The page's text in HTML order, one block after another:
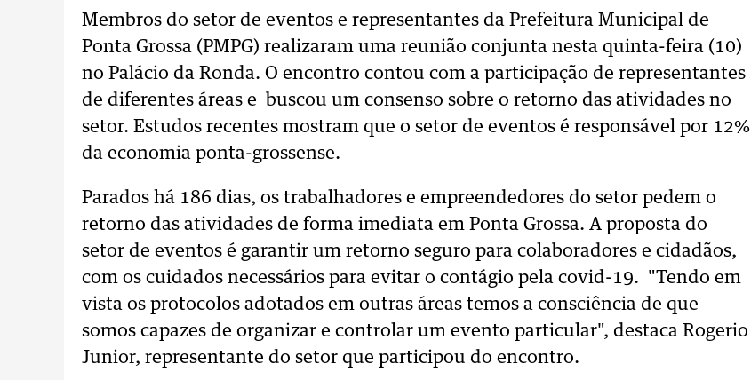
Membros do setor de eventos e representantes da Prefeitura Municipal de
Ponta Grossa (PMPG) realizaram uma reunião conjunta nesta quinta-feira (10)
no Palácio da Ronda. O encontro contou com a participação de representantes
de diferentes áreas e buscou um consenso sobre o retorno das atividades no
setor. Estudos recentes mostram que o setor de eventos é responsável por 12%
da economia ponta-grossense.
Parados há 186 dias, os trabalhadores e empreendedores do setor pedem o
retorno das atividades de forma imediata em Ponta Grossa. A proposta do
setor de eventos é garantir um retorno seguro para colaboradores e cidadãos,
com os cuidados necessários para evitar o contágio pela covid-19. "Tendo em
vista os protocolos adotados em outras áreas temos a consciência de que
somos capazes de organizar e controlar um evento particular", destaca Rogerio
Junior, representante do setor que participou do encontro.